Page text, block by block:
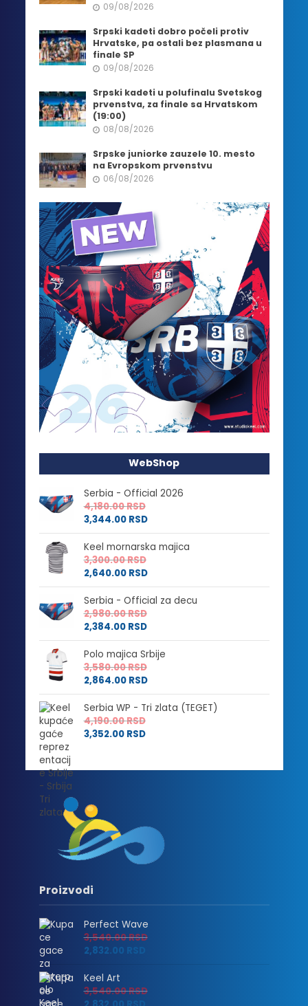
09/08/2026
Srpski kadeti dobro počeli protiv
Hrvatske, pa ostali bez plasmana u
finale SP
09/08/2026
Srpski kadeti u polufinalu Svetskog
prvenstva, za finale sa Hrvatskom
(19:00)
08/08/2026
Srpske juniorke zauzele 10. mesto
na Evropskom prvenstvu
06/08/2026
WebShop
Serbia - Official 2026
4,180.00RSD
3,344.00 RSD
Keel mornarska majica
3,300.00RSD
2,640.00 RSD
Serbia - Official za decu
2,980.00RSD
2,384.00 RSD
Polo majica Srbije
3,580.00RSD
2,864.00 RSD
Serbia WP - Tri zlata (TEGET)
4,190.00RSD
3,352.00 RSD
Proizvodi
Perfect Wave
3,540.00RSD
2,832.00 RSD
Keel Art
3,540.00RSD